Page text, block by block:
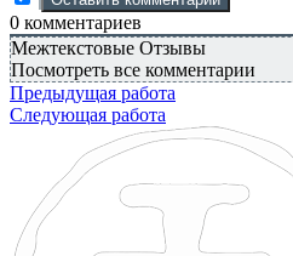
0 комментариев
Межтекстовые Отзывы
Посмотреть все комментарии
Предыдущая работа
Следующая работа